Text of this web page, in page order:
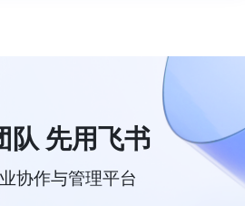
队 先用飞书
协作与管理平台